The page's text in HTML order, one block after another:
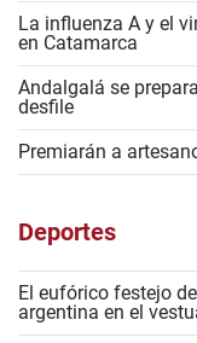
La influenza A y el
en Catamarca
Andalgalá se
desfile
Premiarán a
Deportes
El eufórico festejo
argentina en el